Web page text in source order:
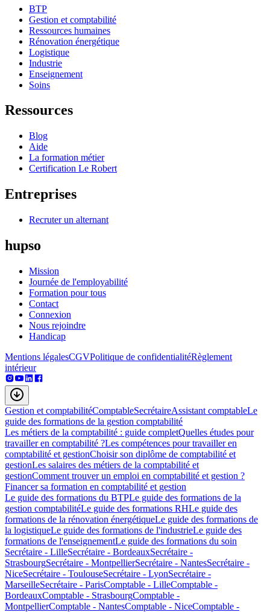
BTP
Gestion et comptabilité
Ressources humaines
Rénovation énergétique
Logistique
Industrie
Enseignement
Soins
Ressources
Blog
Aide
La formation métier
Certification Le Robert
Entreprises
Recruter un alternant
hupso
Mission
Journée de l'employabilité
Formation pour tous
Contact
Connexion
Nous rejoindre
Handicap
Mentions légalesCGVPolitique de confidentialitéRèglement
intérieur
Gestion et comptabilitéComptableSecrétaireAssistant comptableLe
guide des formations de la gestion comptabilité
Les métiers de la comptabilité : guide completQuelles études pour
travailler en comptabilité ?Les compétences pour travailler en
comptabilité et gestionChoisir son diplôme de comptabilité et
gestionLes salaires des métiers de la comptabilité et
gestionComment trouver un emploi en comptabilité et gestion ?
Financer sa formation en comptabilité et gestion
Le guide des formations du BTPLe guide des formations de la
gestion comptabilitéLe guide des formations RHLe guide des
formations de la rénovation énergétiqueLe guide des formations de
la logistiqueLe guide des formations de l'industrieLe guide des
formations de l'enseignementLe guide des formations du soin
Secrétaire - LilleSecrétaire - BordeauxSecrétaire -
StrasbourgSecrétaire - MontpellierSecrétaire - NantesSecrétaire -
NiceSecrétaire - ToulouseSecrétaire - LyonSecrétaire -
MarseilleSecrétaire - ParisComptable - LilleComptable -
BordeauxComptable - StrasbourgComptable -
MontpellierComptable - NantesComptable - NiceComptable -